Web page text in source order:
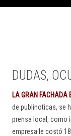
DUDAS,
LA GRAN FACHADA
de publinoticas, se
prensa local, como
empresa le costó